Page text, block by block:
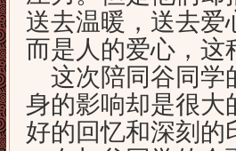
送去温暖，送去爱
而是人的爱心，这
这次陪同谷同学
身的影响却是很大
好的回忆和深刻的